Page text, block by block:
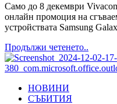
Само до 8 декември
онлайн промоция на
устройствата Samsung
Продължи четенето..
more
about
НОВИНИ
СЪБИТИЯ